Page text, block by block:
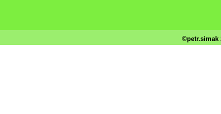
©petr.simak